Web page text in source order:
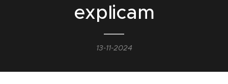
explicam
13-11-2024